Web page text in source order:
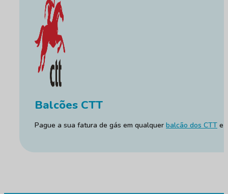
Balcões CTT
Pague a sua fatura de gás em qualquer balcão dos CTT e